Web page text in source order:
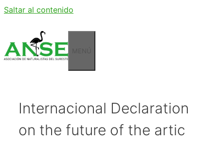
Saltar al contenido
Internacional Declaration
on the future of the artic